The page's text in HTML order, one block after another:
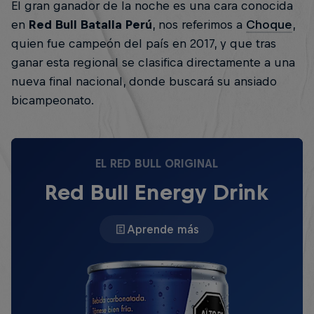
El gran ganador de la noche es una cara conocida
en Red Bull Batalla Perú, nos referimos a Choque,
quien fue campeón del país en 2017, y que tras
ganar esta regional se clasifica directamente a una
nueva final nacional, donde buscará su ansiado
bicampeonato.
EL RED BULL ORIGINAL
Red Bull Energy Drink
Aprende más